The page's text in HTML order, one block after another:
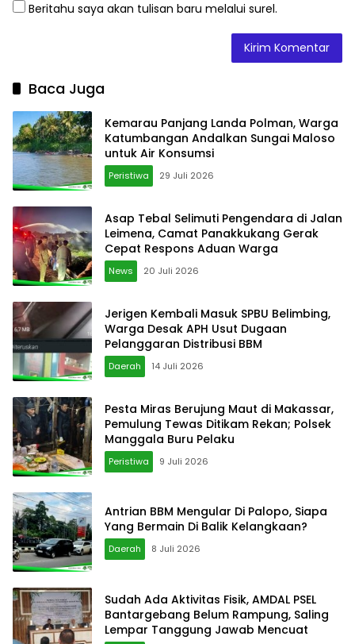
Beritahu saya akan tulisan baru melalui surel.
Baca Juga
Kemarau Panjang Landa Polman, Warga
Katumbangan Andalkan Sungai Maloso
untuk Air Konsumsi
Peristiwa 29 Juli 2026
Asap Tebal Selimuti Pengendara di Jalan
Leimena, Camat Panakkukang Gerak
Cepat Respons Aduan Warga
News 20 Juli 2026
Jerigen Kembali Masuk SPBU Belimbing,
Warga Desak APH Usut Dugaan
Pelanggaran Distribusi BBM
Daerah 14 Juli 2026
Pesta Miras Berujung Maut di Makassar,
Pemulung Tewas Ditikam Rekan; Polsek
Manggala Buru Pelaku
Peristiwa 9 Juli 2026
Antrian BBM Mengular Di Palopo, Siapa
Yang Bermain Di Balik Kelangkaan?
Daerah 8 Juli 2026
Sudah Ada Aktivitas Fisik, AMDAL PSEL
Bantargebang Belum Rampung, Saling
Lempar Tanggung Jawab Mencuat